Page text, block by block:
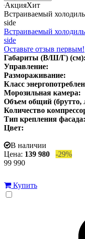
АкцияХит
Встраиваемый
side
Встраиваемый
side
Оставьте отзыв первым!
Габариты (В/Ш/Г) (см):
Управление:
Размораживание:
Класс
Морозильная камера:
Объем общий (брутто,
Количество
Тип крепления фасада:
Цвет:
В наличии
Цена: 139 980
-29%
99 990
Купить